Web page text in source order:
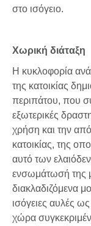
στο ισόγειο.
Χωρική διάταξη
Η κυκλοφορία
της κατοικίας
περιπάτου, που
εξωτερικές
χρήση και την
κατοικίας, της
αυτό των
ενσωμάτωσή της
διακλαδιζόμενα
ισόγειες αυλές
χώρα